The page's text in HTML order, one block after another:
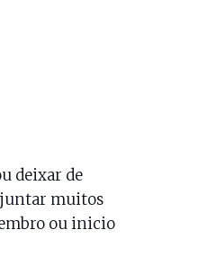
deixar de
juntar muitos
ou inicio